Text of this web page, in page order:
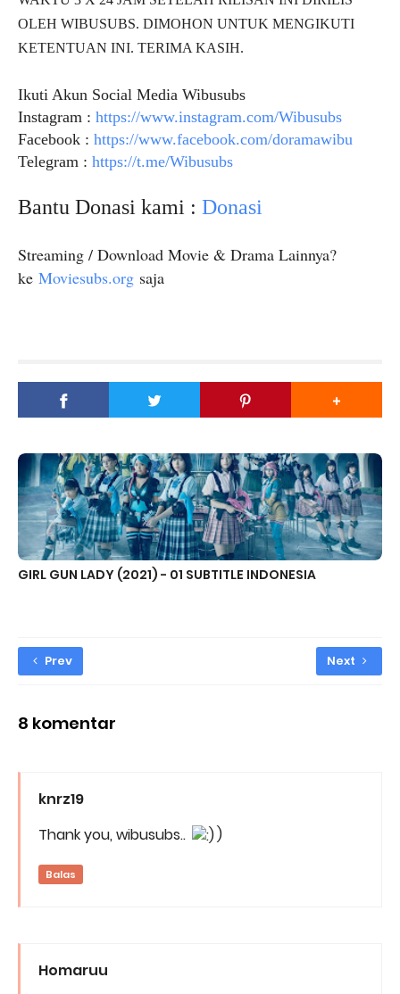
OLEH WIBUSUBS. DIMOHON UNTUK MENGIKUTI
KETENTUAN INI. TERIMA KASIH.
Ikuti Akun Social Media Wibusubs
Instagram : https://www.instagram.com/Wibusubs
Facebook : https://www.facebook.com/doramawibu
Telegram : https://t.me/Wibusubs
Bantu Donasi kami : Donasi
Streaming / Download Movie & Drama Lainnya?
ke Moviesubs.org saja
GIRL GUN LADY (2021) - 01 SUBTITLE INDONESIA
Prev Next
8 komentar
knrz19
Thank you, wibusubs..
)
Balas
Homaruu